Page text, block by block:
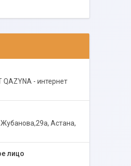
QAZYNA - интернет
Астана,